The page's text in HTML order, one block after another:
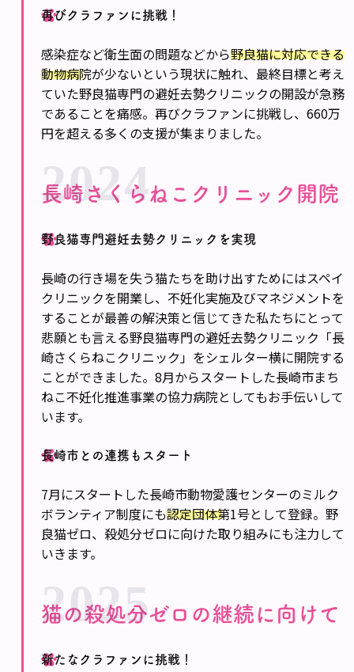
再びクラファンに挑戦！
感染症など衛生面の問題などから野良猫に対応できる
動物病院が少ないという現状に触れ、最終目標と考え
ていた野良猫専門の避妊去勢クリニックの開設が急務
であることを痛感。再びクラファンに挑戦し、660万
円を超える多くの支援が集まりました。
2024
長崎さくらねこクリニック開院
野良猫専門避妊去勢クリニックを実現
長崎の行き場を失う猫たちを助け出すためにはスペイ
クリニックを開業し、不妊化実施及びマネジメントを
することが最善の解決策と信じてきた私たちにとって
悲願とも言える野良猫専門の避妊去勢クリニック「長
崎さくらねこクリニック」をシェルター横に開院する
ことができました。8月からスタートした長崎市まち
ねこ不妊化推進事業の協力病院としてもお手伝いして
います。
長崎市との連携もスタート
7月にスタートした長崎市動物愛護センターのミルク
ボランティア制度にも認定団体第1号として登録。野
良猫ゼロ、殺処分ゼロに向けた取り組みにも注力して
いきます。
2025
猫の殺処分ゼロの継続に向けて
新たなクラファンに挑戦！